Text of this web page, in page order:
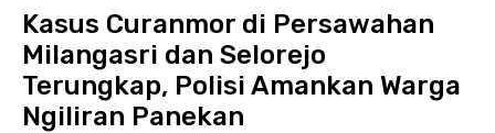
Kasus Curanmor di Persawahan
Milangasri dan Selorejo
Terungkap, Polisi Amankan Warga
Ngiliran Panekan